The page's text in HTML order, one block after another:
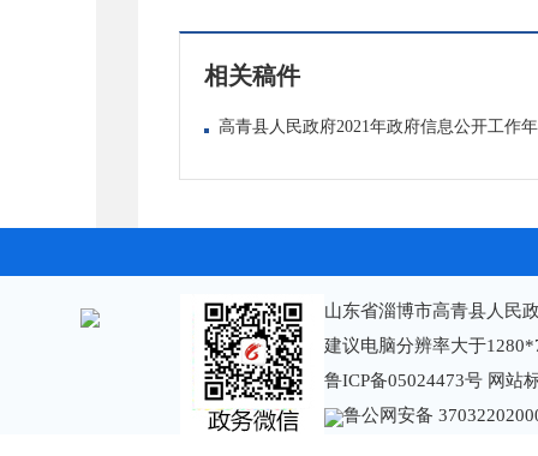
相关稿件
高青县人民政府2021年政府信息公开工作
山东省淄博市高青县人民
建议电脑分辨率大于
鲁ICP备05024473号 网站
鲁公网安备